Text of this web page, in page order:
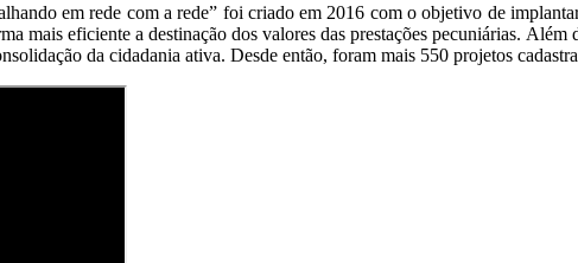
em rede com a rede” foi criado em 2016 com o objetivo de
mais eficiente a destinação dos valores das prestações pecuniárias.
da cidadania ativa. Desde então, foram mais 550 projetos